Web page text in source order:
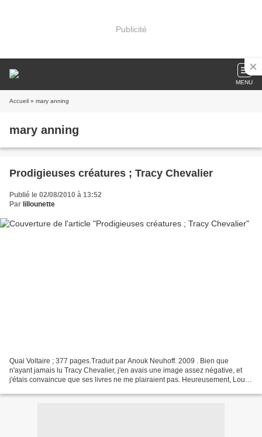
Publicité
MENU
Accueil » mary anning
mary anning
Prodigieuses créatures ; Tracy Chevalier
Publié le 02/08/2010 à 13:52
Par lillounette
Quai Voltaire ; 377 pages.Traduit par Anouk Neuhoff. 2009 . Bien que
n'ayant jamais lu Tracy Chevalier, j'en avais une image assez négative, et
j'étais convaincue que ses livres ne me plairaient pas. Heureusement, Lou